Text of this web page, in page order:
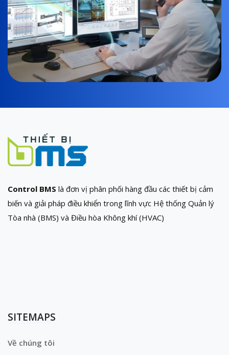
Control BMS là đơn vị phân phối hàng đầu các thiết bị cảm
biến và giải pháp điều khiển trong lĩnh vực Hệ thống Quản lý
Tòa nhà (BMS) và Điều hòa Không khí (HVAC)
SITEMAPS
Về chúng tôi